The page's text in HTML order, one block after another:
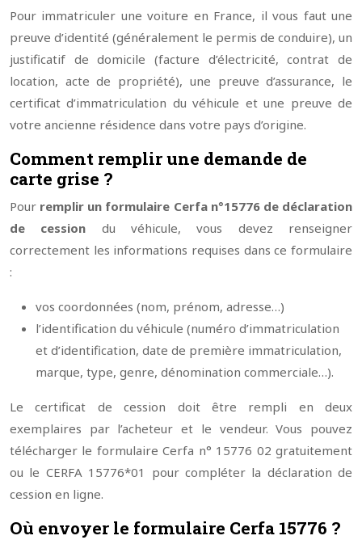
Pour immatriculer une voiture en France, il vous faut une
preuve d’identité (généralement le permis de conduire), un
justificatif de domicile (facture d’électricité, contrat de
location, acte de propriété), une preuve d’assurance, le
certificat d’immatriculation du véhicule et une preuve de
votre ancienne résidence dans votre pays d’origine.
Comment remplir une demande de
carte grise ?
Pour remplir un formulaire Cerfa n°15776 de déclaration
de cession du véhicule, vous devez renseigner
correctement les informations requises dans ce formulaire
:
vos coordonnées (nom, prénom, adresse…)
l’identification du véhicule (numéro d’immatriculation
et d’identification, date de première immatriculation,
marque, type, genre, dénomination commerciale…).
Le certificat de cession doit être rempli en deux
exemplaires par l’acheteur et le vendeur. Vous pouvez
télécharger le formulaire Cerfa n° 15776 02 gratuitement
ou le CERFA 15776*01 pour compléter la déclaration de
cession en ligne.
Où envoyer le formulaire Cerfa 15776 ?